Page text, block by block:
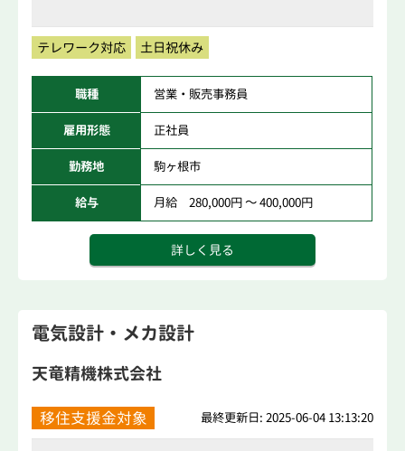
テレワーク対応 土日祝休み
職種 営業・販売事務員
雇用形態 正社員
勤務地 駒ヶ根市
給与 月給 280,000円 ～ 400,000円
詳しく見る
電気設計・メカ設計
天竜精機株式会社
移住支援金対象 最終更新日: 2025-06-04 13:13:20